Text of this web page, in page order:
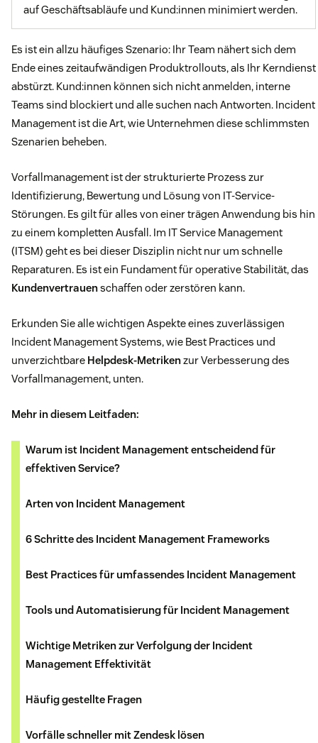
auf Geschäftsabläufe und Kund:innen minimiert werden.
Es ist ein allzu häufiges Szenario: Ihr Team nähert sich dem
Ende eines zeitaufwändigen Produktrollouts, als Ihr Kerndienst
abstürzt. Kund:innen können sich nicht anmelden, interne
Teams sind blockiert und alle suchen nach Antworten. Incident
Management ist die Art, wie Unternehmen diese schlimmsten
Szenarien beheben.
Vorfallmanagement ist der strukturierte Prozess zur
Identifizierung, Bewertung und Lösung von IT-Service-
Störungen. Es gilt für alles von einer trägen Anwendung bis hin
zu einem kompletten Ausfall. Im IT Service Management
(ITSM) geht es bei dieser Disziplin nicht nur um schnelle
Reparaturen. Es ist ein Fundament für operative Stabilität, das
Kundenvertrauenschaffen oder zerstören kann.
Erkunden Sie alle wichtigen Aspekte eines zuverlässigen
Incident Management Systems, wie Best Practices und
unverzichtbare Helpdesk-Metrikenzur Verbesserung des
Vorfallmanagement, unten.
Mehr in diesem Leitfaden:
Warum ist Incident Management entscheidend für
effektiven Service?
Arten von Incident Management
6 Schritte des Incident Management Frameworks
Best Practices für umfassendes Incident Management
Tools und Automatisierung für Incident Management
Wichtige Metriken zur Verfolgung der Incident
Management Effektivität
Häufig gestellte Fragen
Vorfälle schneller mit Zendesk lösen